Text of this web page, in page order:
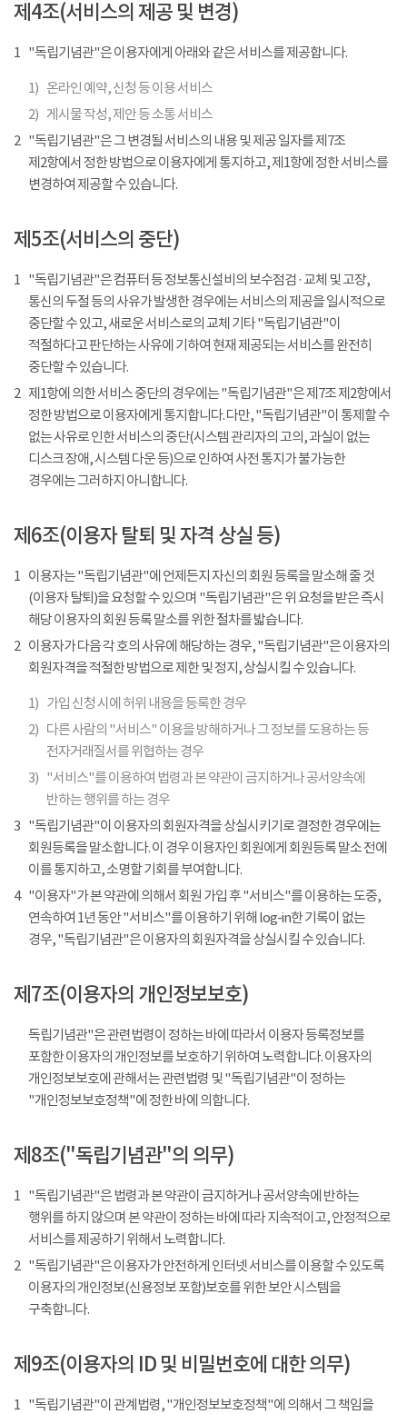
제4조(서비스의 제공 및 변경)
1 "독립기념관"은 이용자에게 아래와 같은 서비스를 제공합니다.
1) 온라인 예약, 신청 등 이용 서비스
2) 게시물 작성, 제안 등 소통 서비스
2 "독립기념관"은 그 변경될 서비스의 내용 및 제공 일자를 제7조
제2항에서 정한 방법으로 이용자에게 통지하고, 제1항에 정한 서비스를
변경하여 제공할 수 있습니다.
제5조(서비스의 중단)
1 "독립기념관"은 컴퓨터 등 정보통신설비의 보수점검 · 교체 및 고장,
통신의 두절 등의 사유가 발생한 경우에는 서비스의 제공을 일시적으로
중단할 수 있고, 새로운 서비스로의 교체 기타 "독립기념관"이
적절하다고 판단하는 사유에 기하여 현재 제공되는 서비스를 완전히
중단할 수 있습니다.
2 제1항에 의한 서비스 중단의 경우에는 "독립기념관"은 제7조 제2항에서
정한 방법으로 이용자에게 통지합니다. 다만, "독립기념관"이 통제할 수
없는 사유로 인한 서비스의 중단(시스템 관리자의 고의, 과실이 없는
디스크 장애, 시스템 다운 등)으로 인하여 사전 통지가 불가능한
경우에는 그러하지 아니합니다.
제6조(이용자 탈퇴 및 자격 상실 등)
1 이용자는 "독립기념관"에 언제든지 자신의 회원 등록을 말소해 줄 것
(이용자 탈퇴)을 요청할 수 있으며 "독립기념관"은 위 요청을 받은 즉시
해당 이용자의 회원 등록 말소를 위한 절차를 밟습니다.
2 이용자가 다음 각 호의 사유에 해당하는 경우, "독립기념관"은 이용자의
회원자격을 적절한 방법으로 제한 및 정지, 상실시킬 수 있습니다.
1) 가입 신청 시에 허위 내용을 등록한 경우
2) 다른 사람의 "서비스" 이용을 방해하거나 그 정보를 도용하는 등
전자거래질서를 위협하는 경우
3) "서비스"를 이용하여 법령과 본 약관이 금지하거나 공서양속에
반하는 행위를 하는 경우
3 "독립기념관"이 이용자의 회원자격을 상실시키기로 결정한 경우에는
회원등록을 말소합니다. 이 경우 이용자인 회원에게 회원등록 말소 전에
이를 통지하고, 소명할 기회를 부여합니다.
4
"이용자"가 본 약관에 의해서 회원 가입 후 "서비스"를 이용하는 도중,
연속하여 1년 동안 "서비스"를 이용하기 위해 log-in한 기록이 없는
경우, "독립기념관"은 이용자의 회원자격을 상실시킬 수 있습니다.
제7조(이용자의 개인정보보호)
독립기념관"은 관련법령이 정하는 바에 따라서 이용자 등록정보를
포함한 이용자의 개인정보를 보호하기 위하여 노력합니다. 이용자의
개인정보보호에 관해서는 관련법령 및 "독립기념관"이 정하는
"개인정보보호정책"에 정한 바에 의합니다.
제8조("독립기념관"의 의무)
1 "독립기념관"은 법령과 본 약관이 금지하거나 공서양속에 반하는
행위를 하지 않으며 본 약관이 정하는 바에 따라 지속적이고, 안정적으로
서비스를 제공하기 위해서 노력합니다.
2 "독립기념관"은 이용자가 안전하게 인터넷 서비스를 이용할 수 있도록
이용자의 개인정보(신용정보 포함)보호를 위한 보안 시스템을
구축합니다.
제9조(이용자의 ID 및 비밀번호에 대한 의무)
1 "독립기념관"이 관계법령, "개인정보보호정책"에 의해서 그 책임을